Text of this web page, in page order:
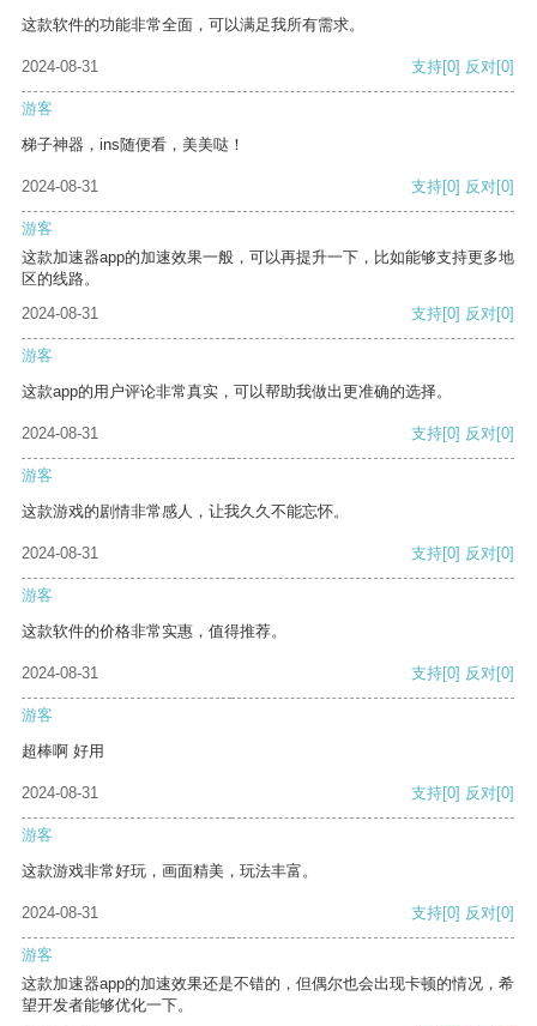
这款软件的功能非常全面，可以满足我所有需求。
2024-08-31 支持[0] 反对[0]
游客
梯子神器，ins随便看，美美哒！
2024-08-31 支持[0] 反对[0]
游客
这款加速器app的加速效果一般，可以再提升一下，比如能够支持更多地
区的线路。
2024-08-31
支持[0] 反对[0]
游客
这款app的用户评论非常真实，可以帮助我做出更准确的选择。
2024-08-31 支持[0] 反对[0]
游客
这款游戏的剧情非常感人，让我久久不能忘怀。
2024-08-31 支持[0] 反对[0]
游客
这款软件的价格非常实惠，值得推荐。
2024-08-31 支持[0] 反对[0]
游客
超棒啊 好用
2024-08-31 支持[0] 反对[0]
游客
这款游戏非常好玩，画面精美，玩法丰富。
2024-08-31 支持[0] 反对[0]
游客
这款加速器app的加速效果还是不错的，但偶尔也会出现卡顿的情况，希
望开发者能够优化一下。